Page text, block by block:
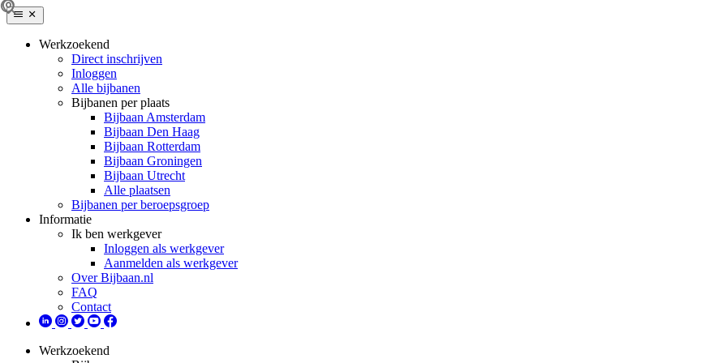
Werkzoekend
Direct inschrijven
Inloggen
Alle bijbanen
Bijbanen per plaats
Bijbaan Amsterdam
Bijbaan Den Haag
Bijbaan Rotterdam
Bijbaan Groningen
Bijbaan Utrecht
Alle plaatsen
Bijbanen per beroepsgroep
Informatie
Ik ben werkgever
Inloggen als werkgever
Aanmelden als werkgever
Over Bijbaan.nl
FAQ
Contact
Werkzoekend